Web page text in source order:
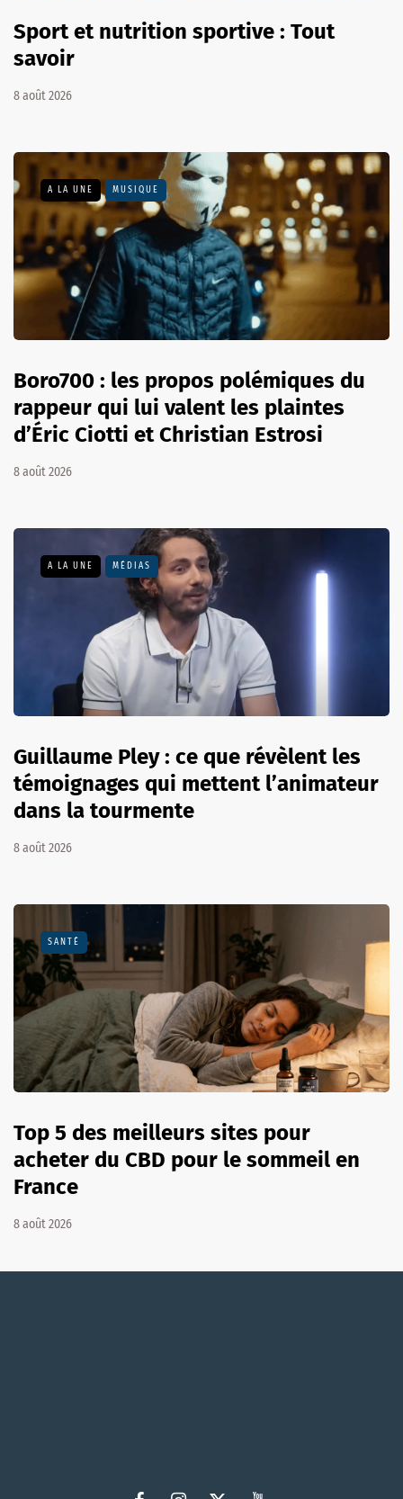
Sport et nutrition sportive : Tout
savoir
8 août 2026
A LA UNE MUSIQUE
Boro700 : les propos polémiques du
rappeur qui lui valent les plaintes
d’Éric Ciotti et Christian Estrosi
8 août 2026
A LA UNE MÉDIAS
Guillaume Pley : ce que révèlent les
témoignages qui mettent l’animateur
dans la tourmente
8 août 2026
SANTÉ
Top 5 des meilleurs sites pour
acheter du CBD pour le sommeil en
France
8 août 2026